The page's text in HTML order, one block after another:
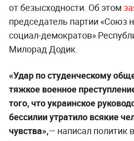
от безысходности. Об этом
председатель партии «Союз
социал-демократов»
Милорад Додик.
«Удар по студенческому
тяжкое военное
того, что украинское
бессилии утратило всякие
чувства»,— написал политик